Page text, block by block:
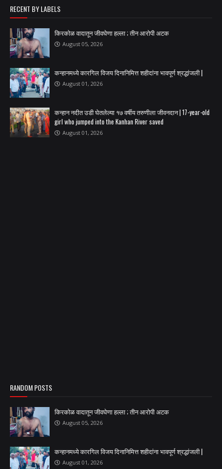
RECENT BY LABELS
किरकोळ वादातून जीवघेणा हल्ला ; तीन आरोपी अटक
August 05, 2026
कन्हानमध्ये कारगिल विजय दिनानिमित्त शहीदांना भावपूर्ण श्रद्धांजली |
August 01, 2026
कन्हान नदीत उडी घेतलेल्या १७ वर्षीय तरुणीला जीवनदान | 17-year-old
girl who jumped into the Kanhan River saved
August 01, 2026
RANDOM POSTS
किरकोळ वादातून जीवघेणा हल्ला ; तीन आरोपी अटक
August 05, 2026
कन्हानमध्ये कारगिल विजय दिनानिमित्त शहीदांना भावपूर्ण श्रद्धांजली |
August 01, 2026